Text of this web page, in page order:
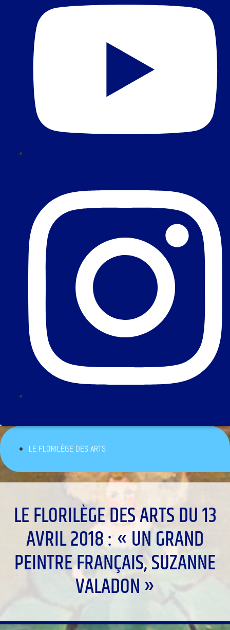
LE FLORILÈGE DES ARTS
LE FLORILÈGE DES ARTS DU 13
AVRIL 2018 : « UN GRAND
PEINTRE FRANÇAIS, SUZANNE
VALADON »